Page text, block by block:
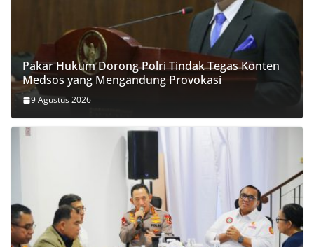
Pakar Hukum Dorong Polri Tindak Tegas Konten
Medsos yang Mengandung Provokasi
9 Agustus 2026